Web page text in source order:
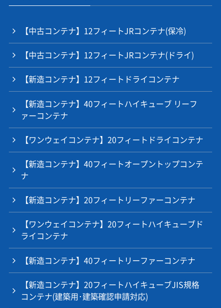
【中古コンテナ】12フィートJRコンテナ(保冷)
【中古コンテナ】12フィートJRコンテナ(ドライ)
【新造コンテナ】12フィートドライコンテナ
【新造コンテナ】40フィートハイキューブ リーフ
ァーコンテナ
【ワンウェイコンテナ】20フィートドライコンテナ
【新造コンテナ】40フィートオープントップコンテ
ナ
【新造コンテナ】20フィートリーファーコンテナ
【ワンウェイコンテナ】20フィートハイキューブド
ライコンテナ
【新造コンテナ】40フィートリーファーコンテナ
【新造コンテナ】20フィートハイキューブJIS規格
コンテナ(建築用･建築確認申請対応)